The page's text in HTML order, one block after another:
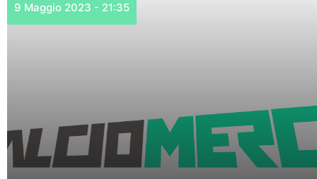
9 Maggio 2023 - 21:35